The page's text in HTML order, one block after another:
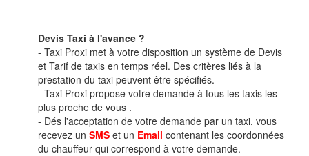
Devis Taxi à l'avance ?
- Taxi Proxi met à votre disposition un système de Devis
et Tarif de taxis en temps réel. Des critères liés à la
prestation du taxi peuvent être spécifiés.
- Taxi Proxi propose votre demande à tous les taxis les
plus proche de vous .
- Dés l'acceptation de votre demande par un taxi, vous
recevez un SMS et un Email contenant les coordonnées
du chauffeur qui correspond à votre demande.